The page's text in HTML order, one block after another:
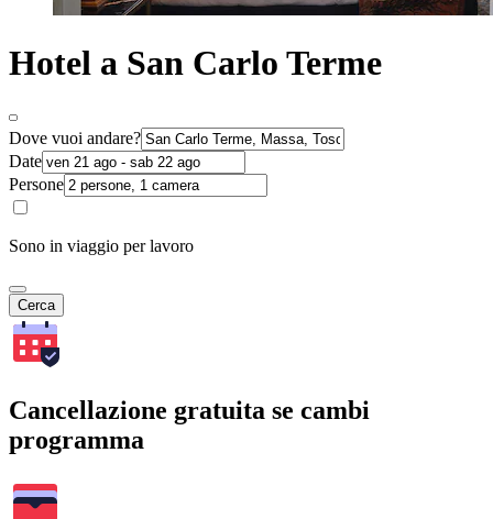
Hotel a San Carlo Terme
Dove vuoi andare?
Date
Persone
Sono in viaggio per lavoro
Cerca
Cancellazione gratuita se cambi
programma